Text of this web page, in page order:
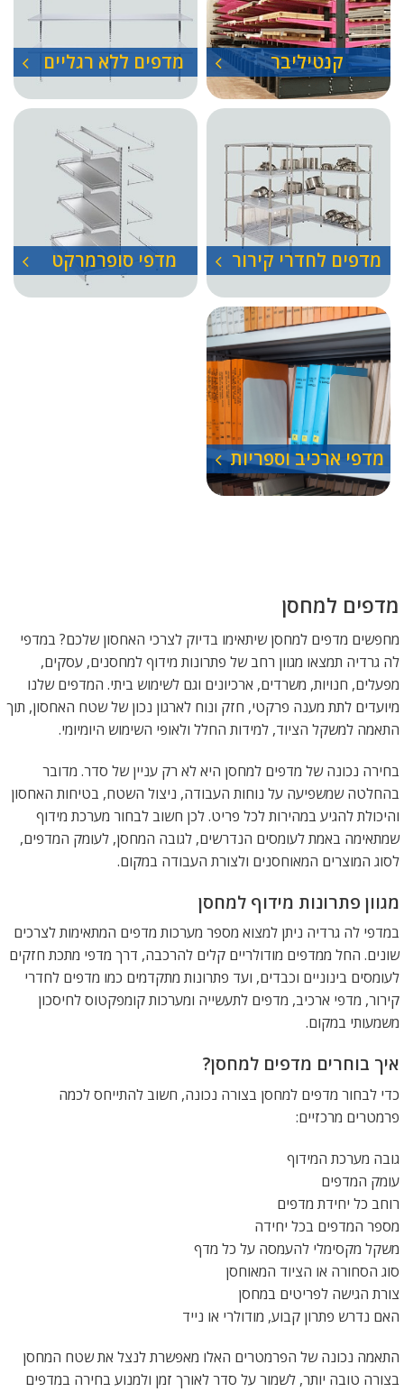
קנטיליבר מדפים ללא רגליים
מדפים לחדרי קירור מדפי סופרמרקט
מדפי ארכיב וספריות
מדפים למחסן
מחפשים מדפים למחסן שיתאימו בדיוק לצרכי האחסון שלכם? במדפי
לה גרדיה תמצאו מגוון רחב של פתרונות מידוף למחסנים, עסקים,
מפעלים, חנויות, משרדים, ארכיונים וגם לשימוש ביתי. המדפים שלנו
מיועדים לתת מענה פרקטי, חזק ונוח לארגון נכון של שטח האחסון, תוך
התאמה למשקל הציוד, למידות החלל ולאופי השימוש היומיומי.
בחירה נכונה של מדפים למחסן היא לא רק עניין של סדר. מדובר
בהחלטה שמשפיעה על נוחות העבודה, ניצול השטח, בטיחות האחסון
והיכולת להגיע במהירות לכל פריט. לכן חשוב לבחור מערכת מידוף
שמתאימה באמת לעומסים הנדרשים, לגובה המחסן, לעומק המדפים,
לסוג המוצרים המאוחסנים ולצורת העבודה במקום.
מגוון פתרונות מידוף למחסן
במדפי לה גרדיה ניתן למצוא מספר מערכות מדפים המתאימות לצרכים
שונים. החל ממדפים מודולריים קלים להרכבה, דרך מדפי מתכת חזקים
לעומסים בינוניים וכבדים, ועד פתרונות מתקדמים כמו מדפים לחדרי
קירור, מדפי ארכיב, מדפים לתעשייה ומערכות קומפקטוס לחיסכון
משמעותי במקום.
איך בוחרים מדפים למחסן?
כדי לבחור מדפים למחסן בצורה נכונה, חשוב להתייחס לכמה
פרמטרים מרכזיים:
גובה מערכת המידוף
עומק המדפים
רוחב כל יחידת מדפים
מספר המדפים בכל יחידה
משקל מקסימלי להעמסה על כל מדף
סוג הסחורה או הציוד המאוחסן
צורת הגישה לפריטים במחסן
האם נדרש פתרון קבוע, מודולרי או נייד
התאמה נכונה של הפרמטרים האלו מאפשרת לנצל את שטח המחסן
בצורה טובה יותר, לשמור על סדר לאורך זמן ולמנוע בחירה במדפים